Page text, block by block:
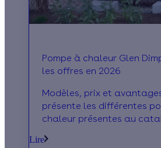
Pompe à chaleur Glen
les offres en 2026
Modèles, prix et
présente les différentes
chaleur présentes au
Lire